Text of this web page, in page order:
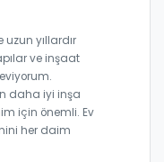
yıllardır
ve inşaat
daha iyi inşa
için önemli. Ev
her daim